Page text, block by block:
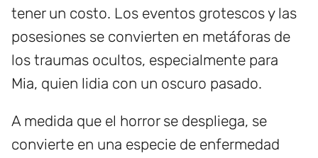
tener un costo. Los eventos grotescos y las
posesiones se convierten en metáforas de
los traumas ocultos, especialmente para
Mia, quien lidia con un oscuro pasado.
A medida que el horror se despliega, se
convierte en una especie de enfermedad